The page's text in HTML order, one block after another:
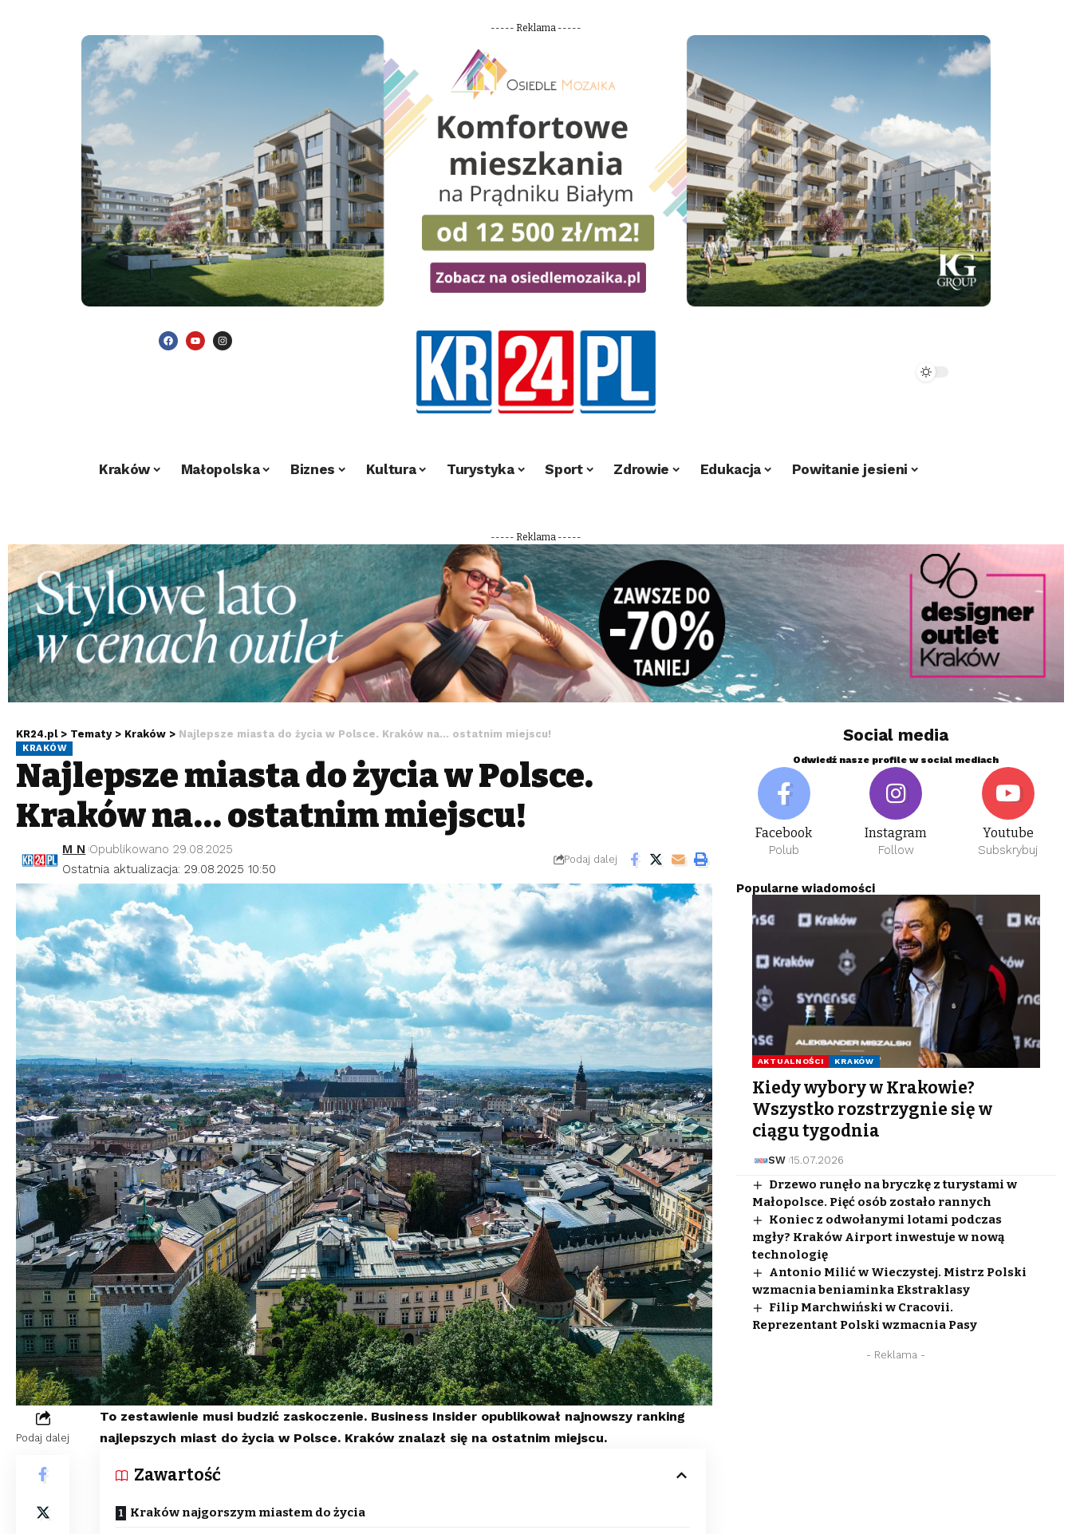
----- Reklama -----
Kraków Małopolska Biznes Kultura Turystyka Sport Zdrowie Edukacja Powitanie jesieni
----- Reklama -----
KR24.pl> Tematy> Kraków > Najlepsze miasta do życia w Polsce. Kraków na… ostatnim miejscu!
KRAKÓW
Najlepsze miasta do życia w Polsce.
Kraków na… ostatnim miejscu!
Ostatnia aktualizacja: 29.08.2025 10:50
M N Opublikowano 29.08.2025
Podaj dalej
Podaj dalej
To zestawienie musi budzić zaskoczenie. Business Insider opublikował najnowszy ranking
najlepszych miast do życia w Polsce. Kraków znalazł się na ostatnim miejscu.
Zawartość
Kraków najgorszym miastem do życia
Social media
Odwiedź nasze profile w social mediach
Facebook
Polub
Instagram
Follow
Youtube
Subskrybuj
Popularne wiadomości
AKTUALNOŚCI KRAKÓW
Kiedy wybory w Krakowie?
Wszystko rozstrzygnie się w
ciągu tygodnia
SW 15.07.2026
Drzewo runęło na bryczkę z turystami w
Małopolsce. Pięć osób zostało rannych
Koniec z odwołanymi lotami podczas
mgły? Kraków Airport inwestuje w nową
technologię
Antonio Milić w Wieczystej. Mistrz Polski
wzmacnia beniaminka Ekstraklasy
Filip Marchwiński w Cracovii.
Reprezentant Polski wzmacnia Pasy
- Reklama -